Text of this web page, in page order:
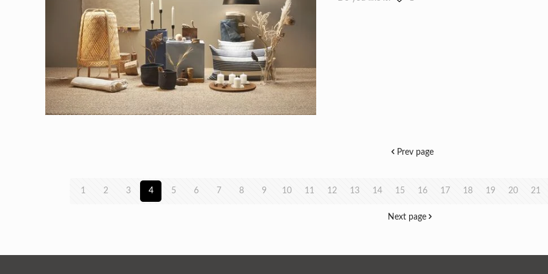
Prev page
1 2 3 4 5 6 7 8 9 10 11 12 13 14 15 16 17 18 19 20 21
Next page